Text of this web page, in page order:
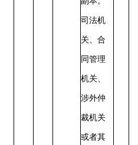
司法机
关、合
同管理
机关、
涉外仲
裁机关
或者其